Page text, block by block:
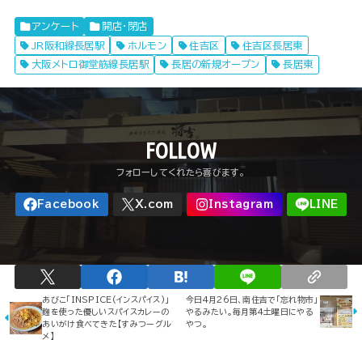
アンケート
開店・閉店
JR阪和線長居駅
ホルモン 住吉区
住吉区長居東
大阪メトロ御堂筋線長居駅
長居の新規オープン 長居東
FOLLOW
あびこ「INSPICE(インスパイス)」
麹を使った優しいスパイスカレーの
あいがけ食べてきた【すみつーグル
メ】
今日4月26日、南住吉で「忘れ物市」
やるみたい。毎月第4土曜日にやる
やつ。